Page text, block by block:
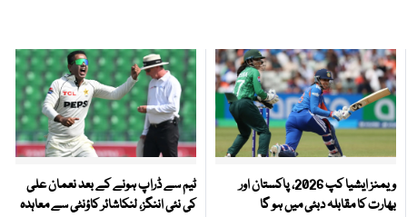
ویمنز ایشیا کپ 2026، پاکستان اور
بھارت کا مقابلہ دبئی میں ہو گا
ٹیم سے ڈراپ ہونے کے بعد نعمان علی
کی نئی اننگز، لنکاشائر کاؤنٹی سے معاہدہ